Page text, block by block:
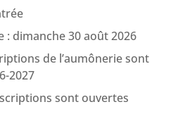
: dimanche 30 août 2026
de l’aumônerie sont
2027
sont ouvertes